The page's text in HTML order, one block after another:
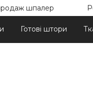
шпалер
Готові штори